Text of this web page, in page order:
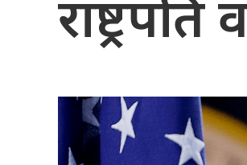
राष्ट्रपति